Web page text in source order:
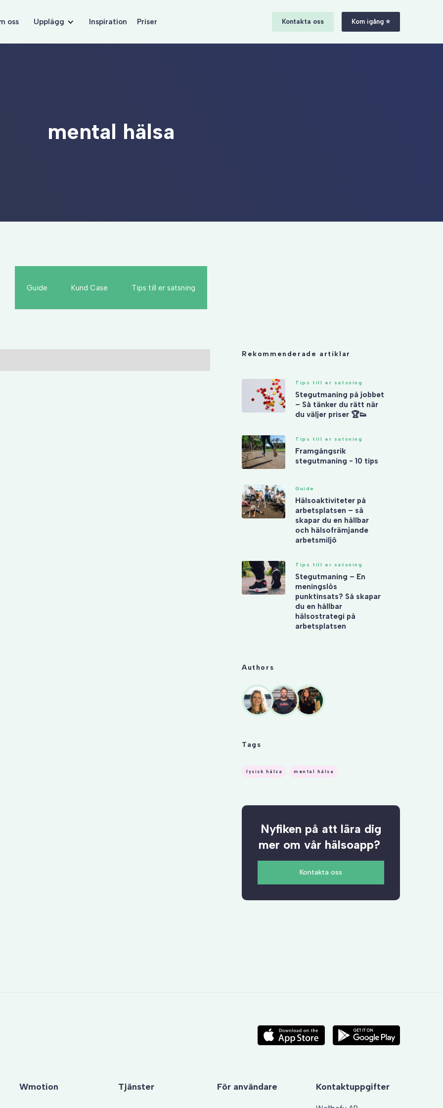
oss Upplägg Inspiration Priser Kontakta oss Kom igång ⭐️
mental hälsa
Guide Kund Case Tips till er satsning
Rekommenderade artiklar
Tips till er satsning
Stegutmaning på jobbet
– Så tänker du rätt när
du väljer priser 🏆👟
Tips till er satsning
Framgångsrik
stegutmaning - 10 tips
Guide
Hälsoaktiviteter på
arbetsplatsen – så
skapar du en hållbar
och hälsofrämjande
arbetsmiljö
Tips till er satsning
Stegutmaning – En
meningslös
punktinsats? Så skapar
du en hållbar
hälsostrategi på
arbetsplatsen
Authors
Tags
fysisk hälsa mental hälsa
Nyfiken på att lära dig
mer om vår hälsoapp?
Kontakta oss
Wmotion Tjänster För användare Kontaktuppgifter